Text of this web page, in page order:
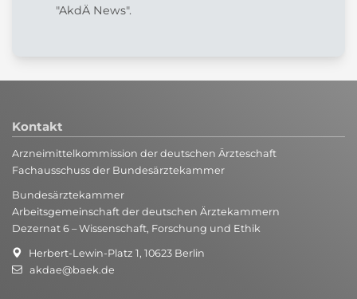
"AkdÄ News".
Kontakt
Arzneimittelkommission der deutschen Ärzteschaft
Fachausschuss der Bundesärztekammer
Bundesärztekammer
Arbeitsgemeinschaft der deutschen Ärztekammern
Dezernat 6 – Wissenschaft, Forschung und Ethik
Herbert-Lewin-Platz 1, 10623 Berlin
akdae@baek.de